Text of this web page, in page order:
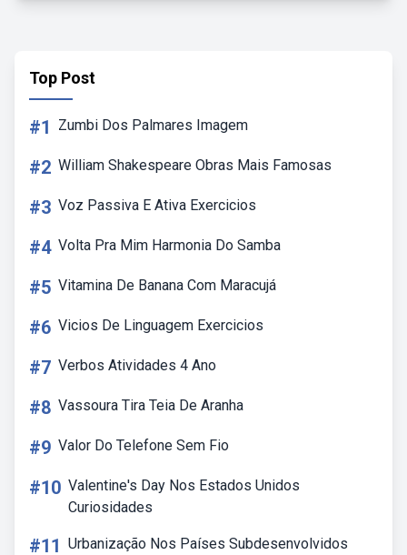
Top Post
#1 Zumbi Dos Palmares Imagem
#2 William Shakespeare Obras Mais Famosas
#3 Voz Passiva E Ativa Exercicios
#4 Volta Pra Mim Harmonia Do Samba
#5 Vitamina De Banana Com Maracujá
#6 Vicios De Linguagem Exercicios
#7 Verbos Atividades 4 Ano
#8 Vassoura Tira Teia De Aranha
#9 Valor Do Telefone Sem Fio
#10 Valentine's Day Nos Estados Unidos
Curiosidades
#11 Urbanização Nos Países Subdesenvolvidos